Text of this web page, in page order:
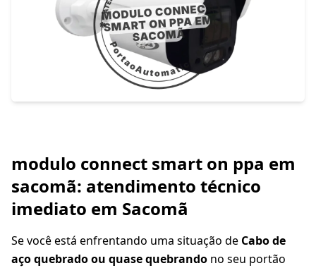
modulo connect smart on ppa em
sacomã: atendimento técnico
imediato em Sacomã
Se você está enfrentando uma situação de Cabo de
aço quebrado ou quase quebrando no seu portão